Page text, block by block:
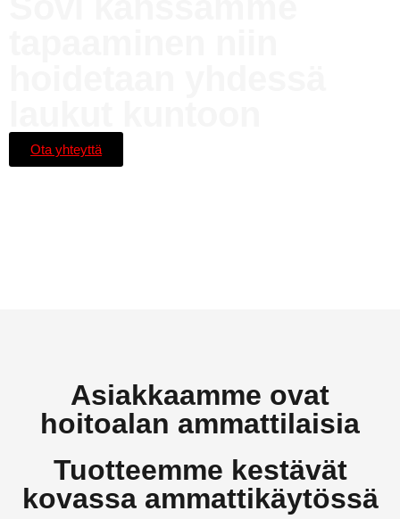
Ota yhteyttä
Asiakkaamme ovat
hoitoalan ammattilaisia
Tuotteemme kestävät
kovassa ammattikäytössä